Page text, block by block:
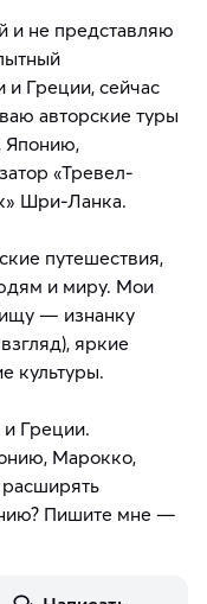
и не представляю
Греции, сейчас
авторские туры
Японию,
«Тревел-
Шри-Ланка.
путешествия,
и миру. Мои
— изнанку
яркие
культуры.
и Греции.
Марокко,
Пишите мне —